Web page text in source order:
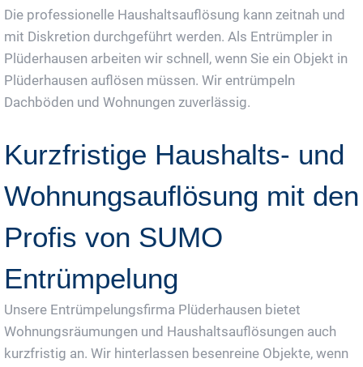
Die professionelle Haushaltsauflösung kann zeitnah und
mit Diskretion durchgeführt werden. Als Entrümpler in
Plüderhausen arbeiten wir schnell, wenn Sie ein Objekt in
Plüderhausen auflösen müssen. Wir entrümpeln
Dachböden und Wohnungen zuverlässig.
Kurzfristige Haushalts- und
Wohnungsauflösung mit den
Profis von SUMO
Entrümpelung
Unsere Entrümpelungsfirma Plüderhausen bietet
Wohnungsräumungen und Haushaltsauflösungen auch
kurzfristig an. Wir hinterlassen besenreine Objekte, wenn